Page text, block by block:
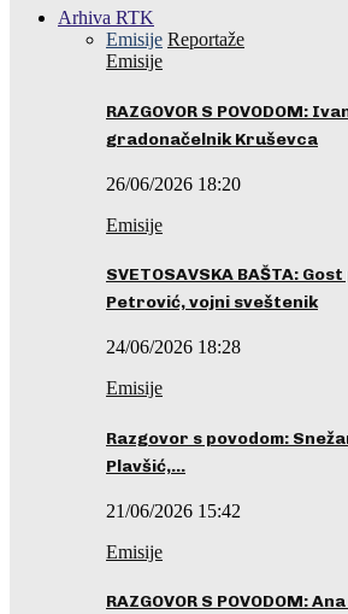
Arhiva RTK
Emisije Reportaže
Emisije
RAZGOVOR S POVODOM:
gradonačelnik Kruševca
26/06/2026 18:20
Emisije
SVETOSAVSKA BAŠTA:
Petrović, vojni sveštenik
24/06/2026 18:28
Emisije
Razgovor s povodom:
Plavšić,…
21/06/2026 15:42
Emisije
RAZGOVOR S POVODOM: